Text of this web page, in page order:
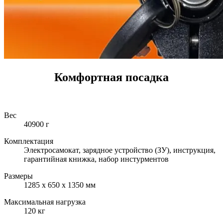
Комфортная посадка
Вес
40900 г
Комплектация
Электросамокат, зарядное устройство (ЗУ), инструкция,
гарантийная книжка, набор инстурментов
Размеры
1285 х 650 х 1350 мм
Максимальная нагрузка
120 кг